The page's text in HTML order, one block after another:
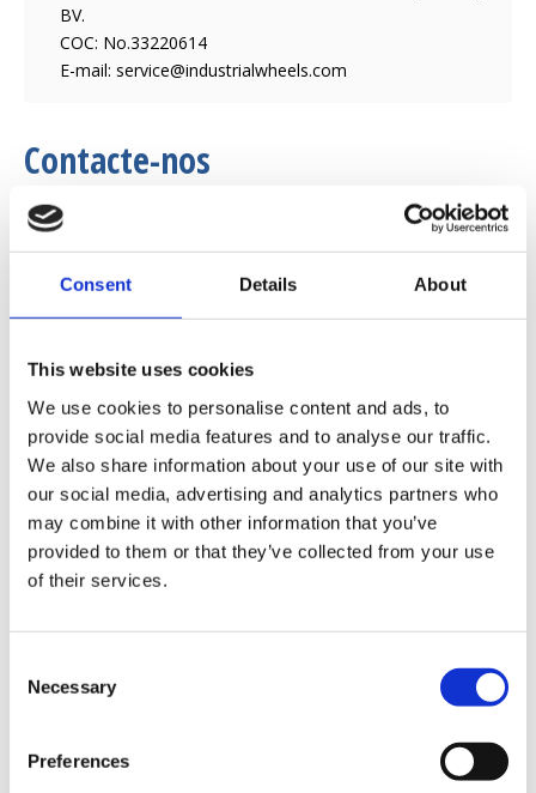
Consent Details About
This website uses cookies
We use cookies to personalise content and ads, to
provide social media features and to analyse our traffic.
We also share information about your use of our site with
our social media, advertising and analytics partners who
may combine it with other information that you’ve
provided to them or that they’ve collected from your use
of their services.
Selection
Necessary
Preferences
BV.
COC: No.33220614
E-mail: service@industrialwheels.com
Contacte-nos
Nome
Empresa
Email*
Número de telefone
Mensagem*